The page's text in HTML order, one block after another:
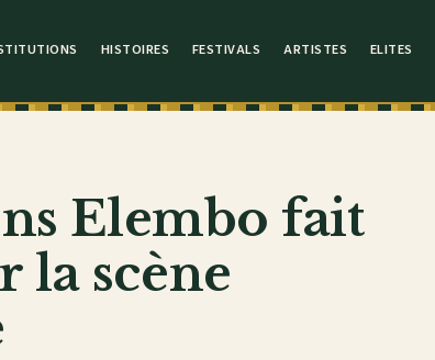
HISTOIRES FESTIVALS ARTISTES ELITES
Elembo fait
la scène